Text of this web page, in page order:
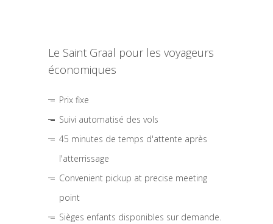
Le Saint Graal pour les voyageurs
économiques
Prix fixe
Suivi automatisé des vols
45 minutes de temps d'attente après
l'atterrissage
Convenient pickup at precise meeting
point
Sièges enfants disponibles sur demande.